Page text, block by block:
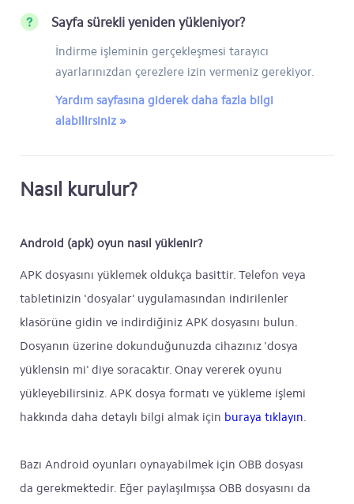
Sayfa sürekli yeniden yükleniyor?
İndirme işleminin gerçekleşmesi tarayıcı
ayarlarınızdan çerezlere izin vermeniz gerekiyor.
Yardım sayfasına giderek daha fazla bilgi
alabilirsiniz »
Nasıl kurulur?
Android (apk) oyun nasıl yüklenir?
APK dosyasını yüklemek oldukça basittir. Telefon veya
tabletinizin 'dosyalar' uygulamasından indirilenler
klasörüne gidin ve indirdiğiniz APK dosyasını bulun.
Dosyanın üzerine dokunduğunuzda cihazınız 'dosya
yüklensin mi' diye soracaktır. Onay vererek oyunu
yükleyebilirsiniz. APK dosya formatı ve yükleme işlemi
hakkında daha detaylı bilgi almak için buraya tıklayın.
Bazı Android oyunları oynayabilmek için OBB dosyası
da gerekmektedir. Eğer paylaşılmışsa OBB dosyasını da